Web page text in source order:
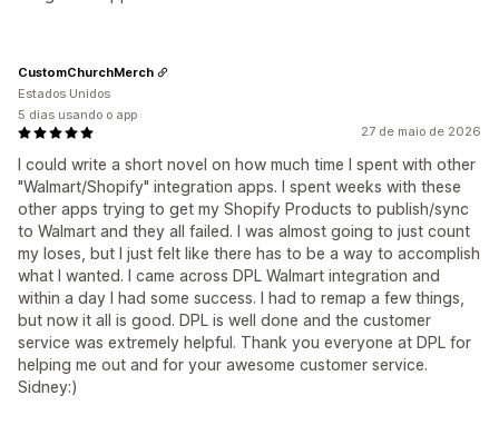
27 de maio de 2026
I could write a short novel on how much time I spent with other
"Walmart/Shopify" integration apps. I spent weeks with these
other apps trying to get my Shopify Products to publish/sync
to Walmart and they all failed. I was almost going to just count
my loses, but I just felt like there has to be a way to accomplish
what I wanted. I came across DPL Walmart integration and
within a day I had some success. I had to remap a few things,
but now it all is good. DPL is well done and the customer
service was extremely helpful. Thank you everyone at DPL for
helping me out and for your awesome customer service.
Sidney:)
CustomChurchMerch
Estados Unidos
5 dias usando o app